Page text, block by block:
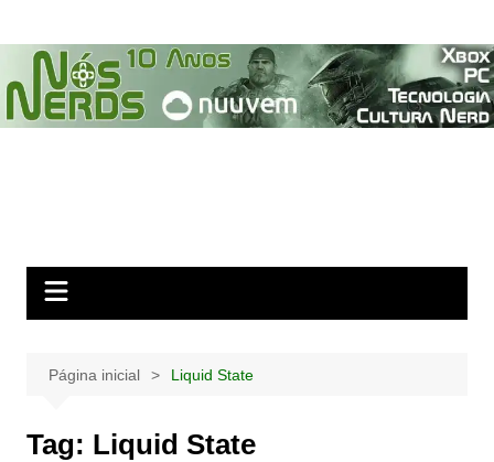
para
conteúdo
Página inicial Liquid State
Tag: Liquid State